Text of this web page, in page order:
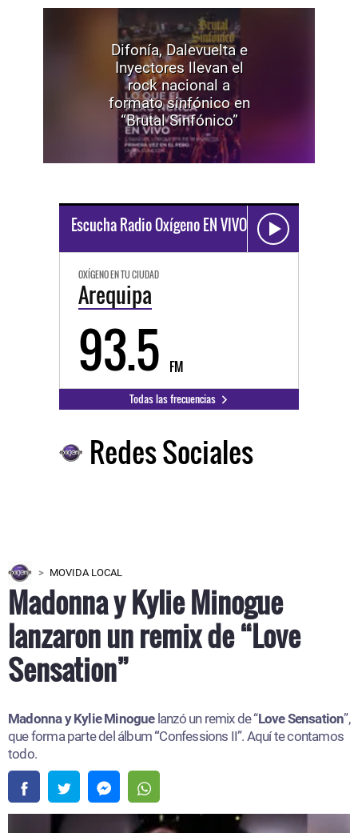
Difonía, Dalevuelta e
Inyectores llevan el
rock nacional a
formato sinfónico en
“Brutal Sinfónico”
Escucha Radio Oxígeno EN VIVO
OXÍGENO EN TU CIUDAD
Arequipa
93.5 FM
Todas las frecuencias
Redes Sociales
MOVIDA LOCAL
Madonna y Kylie Minogue
lanzaron un remix de “Love
Sensation”
Madonna y Kylie Minogue lanzó un remix de “Love Sensation”,
que forma parte del álbum “Confessions II”. Aquí te contamos
todo.